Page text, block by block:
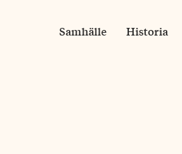
Samhälle Historia